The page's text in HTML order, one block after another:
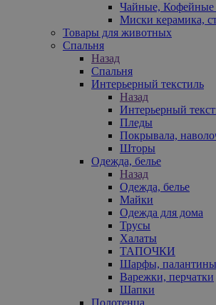
Чайные, Кофейные
Миски керамика,
Товары для животных
Спальня
Назад
Спальня
Интерьерный текстиль
Назад
Интерьерный
Пледы
Покрывала,
Шторы
Одежда, белье
Назад
Одежда, белье
Майки
Одежда для дома
Трусы
Халаты
ТАПОЧКИ
Шарфы, палантины
Варежки, перчатки
Шапки
Полотенца